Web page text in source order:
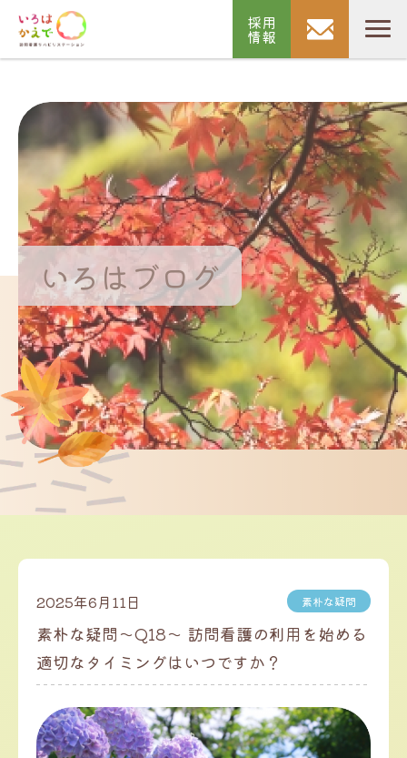
採用
情報
いろはブログ
2025年6月11日 素朴な疑問
素朴な疑問～Q18～ 訪問看護の利用を始める
適切なタイミングはいつですか？